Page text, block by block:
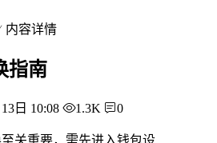
内容详情
指南
日 10:08 1.3K 0
关重要，需先进入钱包设